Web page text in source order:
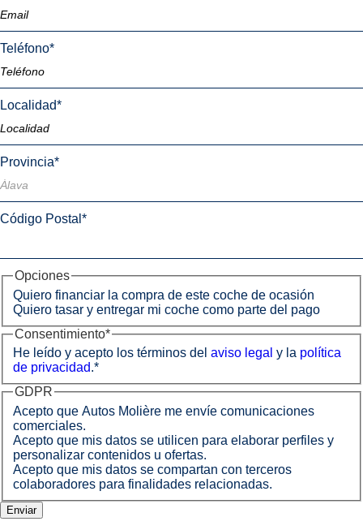
Teléfono*
Localidad*
Provincia*
Código Postal *
Opciones
Quiero financiar la compra de este coche de ocasión
Quiero tasar y entregar mi coche como parte del pago
Consentimiento*
He leído y acepto los términos del aviso legal y la política
de privacidad.*
GDPR
Acepto que Autos Molière me envíe comunicaciones
comerciales.
Acepto que mis datos se utilicen para elaborar perfiles y
personalizar contenidos u ofertas.
Acepto que mis datos se compartan con terceros
colaboradores para finalidades relacionadas.